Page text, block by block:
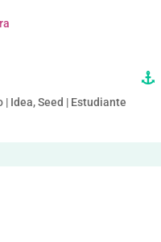
Idea, Seed | Estudiante